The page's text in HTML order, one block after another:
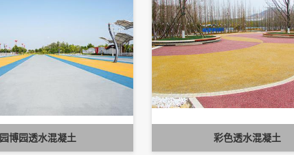
园博园透水混凝土 彩色透水混凝土